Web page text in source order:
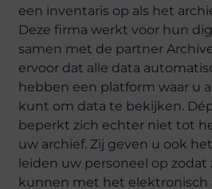
een inventaris op als het
Deze firma werkt voor hun
samen met de partner
ervoor dat alle data
hebben een platform waar u
kunt om data te bekijken.
beperkt zich echter niet tot
uw archief. Zij geven u ook
leiden uw personeel op zodat
kunnen met het elektronisch